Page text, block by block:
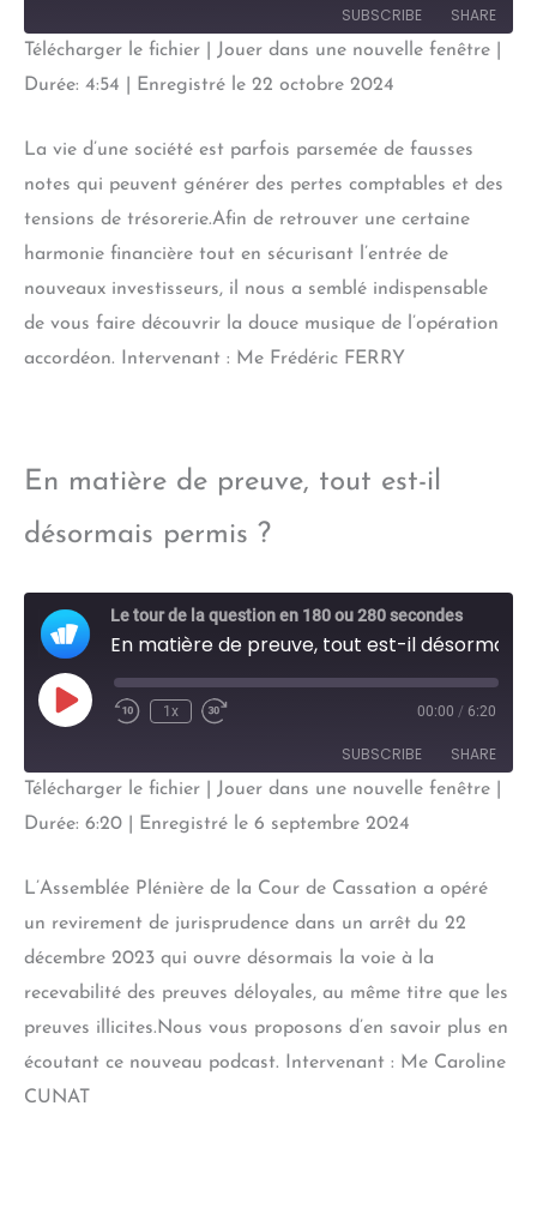
SUBSCRIBE SHARE
SHARE
EMBED
Télécharger le fichier Jouer dans une nouvelle fenêtre
Durée: 4:54
Enregistré le 22 octobre 2024
La vie d’une société est parfois parsemée de fausses
notes qui peuvent générer des pertes comptables et des
tensions de trésorerie.Afin de retrouver une certaine
harmonie financière tout en sécurisant l’entrée de
nouveaux investisseurs, il nous a semblé indispensable
de vous faire découvrir la douce musique de l’opération
accordéon. Intervenant : Me Frédéric FERRY
En matière de preuve, tout est-il
désormais permis ?
Le tour de la question en 180 ou 280 secondes
Play
Episode
1x 00:00 / 6:20
SUBSCRIBE SHARE
SHARE
EMBED
Télécharger le fichier Jouer dans une nouvelle fenêtre
Durée: 6:20
Enregistré le 6 septembre 2024
L’Assemblée Plénière de la Cour de Cassation a opéré
un revirement de jurisprudence dans un arrêt du 22
décembre 2023 qui ouvre désormais la voie à la
recevabilité des preuves déloyales, au même titre que les
preuves illicites.Nous vous proposons d’en savoir plus en
écoutant ce nouveau podcast. Intervenant : Me Caroline
CUNAT